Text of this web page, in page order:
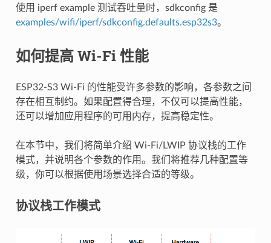
使用 iperf example 测试吞吐量时，sdkconfig 是
examples/wifi/iperf/sdkconfig.defaults.esp32s3。
如何提高 Wi-Fi 性能
ESP32-S3 Wi-Fi 的性能受许多参数的影响，各参数之间
存在相互制约。如果配置得合理，不仅可以提高性能，
还可以增加应用程序的可用内存，提高稳定性。
在本节中，我们将简单介绍 Wi-Fi/LWIP 协议栈的工作
模式，并说明各个参数的作用。我们将推荐几种配置等
级，你可以根据使用场景选择合适的等级。
协议栈工作模式